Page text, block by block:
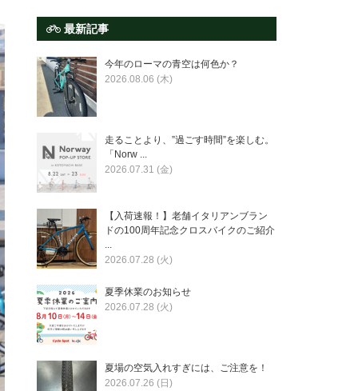
最新記事
今年のローマの青空は何色か？
2026.08.06 (木)
走ることより、”過ごす時間”を楽しむ。
「Norw ...
2026.07.31 (金)
【入荷速報！】老舗イタリアンブラン
ドの100周年記念クロスバイクのご紹介
...
2026.07.28 (火)
夏季休業のお知らせ
2026.07.28 (火)
夏場の空気入れすぎには、ご注意を！
2026.07.26 (日)